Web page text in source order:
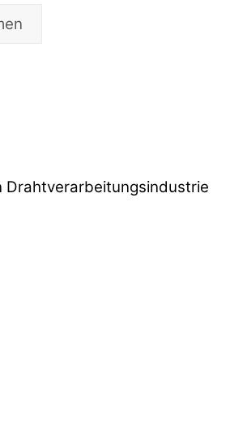
Drahtverarbeitungsindustrie